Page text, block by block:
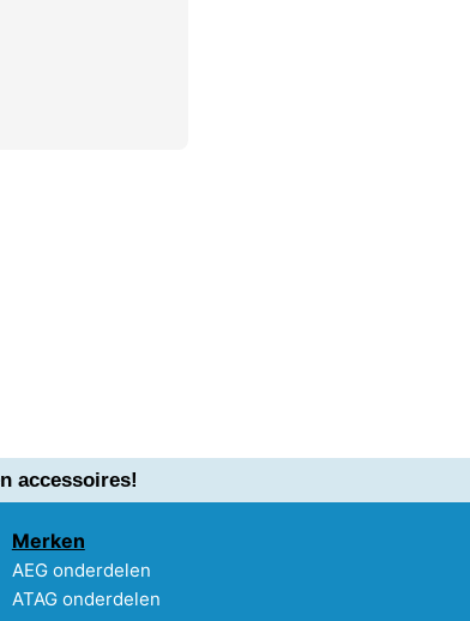
accessoires!
Merken
AEG onderdelen
ATAG onderdelen